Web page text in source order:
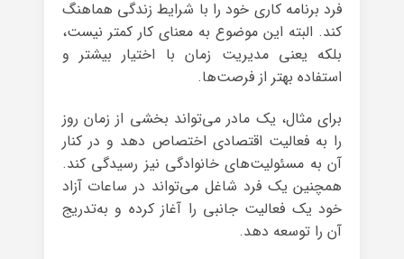
فرد برنامه کاری خود را با شرایط زندگی هماهنگ
کند. البته این موضوع به معنای کار کمتر نیست،
بلکه یعنی مدیریت زمان با اختیار بیشتر و
استفاده بهتر از فرصت‌ها.
برای مثال، یک مادر می‌تواند بخشی از زمان روز
را به فعالیت اقتصادی اختصاص دهد و در کنار
آن به مسئولیت‌های خانوادگی نیز رسیدگی کند.
همچنین یک فرد شاغل می‌تواند در ساعات آزاد
خود یک فعالیت جانبی را آغاز کرده و به‌تدریج
آن را توسعه دهد.